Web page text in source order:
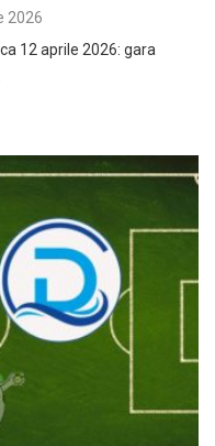
2026
12 aprile 2026: gara